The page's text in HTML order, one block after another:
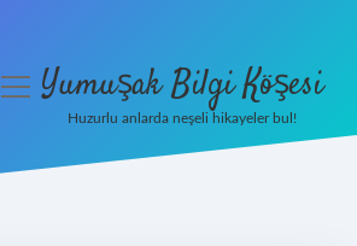
menüyüYumuşak Bilgi Köşesi
Huzurlu anlarda neşeli hikayeler bul!